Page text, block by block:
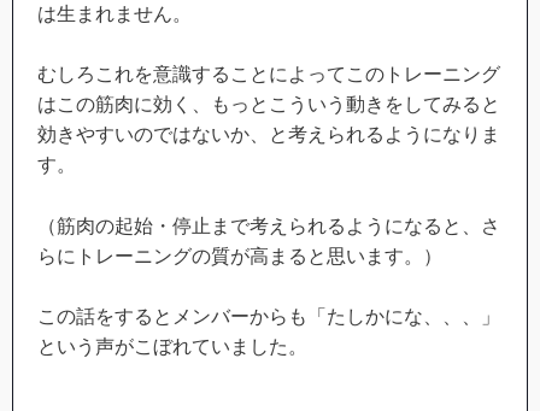
は生まれません。
むしろこれを意識することによってこのトレーニング
はこの筋肉に効く、もっとこういう動きをしてみると
効きやすいのではないか、と考えられるようになりま
す。
（筋肉の起始・停止まで考えられるようになると、さ
らにトレーニングの質が高まると思います。）
この話をするとメンバーからも「たしかにな、、、」
という声がこぼれていました。